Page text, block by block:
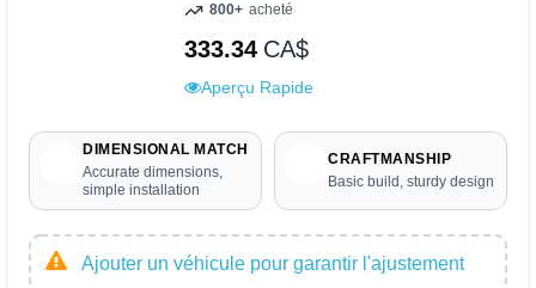
800+ acheté
333.34 CA$
Aperçu Rapide
DIMENSIONAL MATCH
Accurate dimensions,
simple installation
CRAFTMANSHIP
Basic build, sturdy design
Ajouter un véhicule pour garantir l'ajustement